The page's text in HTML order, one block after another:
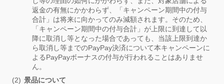
返金の有無にかかわらず、「キャンペーン期間中の付与
合計」は将来に向かってのみ減額されます。そのため、
「キャンペーン期間中の付与合計」が上限に到達して以
降に取消し等となった場合であっても、当該上限到達か
ら取消し等までのPayPay決済について本キャンペーンに
よるPayPayボーナスの付与が行われることはありませ
ん。
景品について